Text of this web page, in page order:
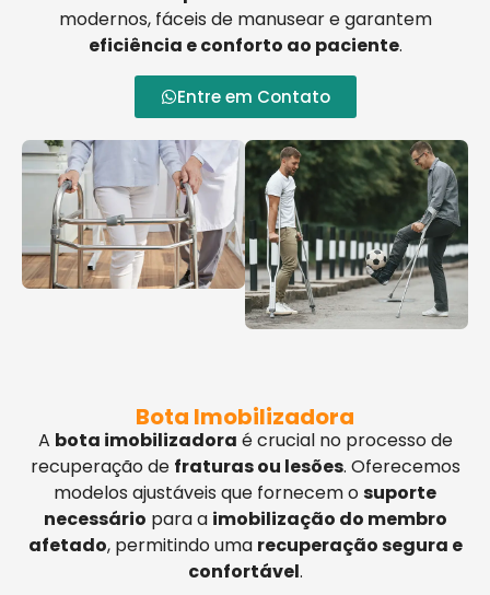
modernos, fáceis de manusear e garantem
eficiência e conforto ao paciente.
Entre em Contato
Bota Imobilizadora
A bota imobilizadora é crucial no processo de
recuperação de fraturas ou lesões. Oferecemos
modelos ajustáveis que fornecem osuporte
necessário para a imobilização do membro
afetado, permitindo uma recuperação segura e
confortável.